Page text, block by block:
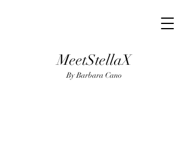
MeetStellaX
By Barbara Cano